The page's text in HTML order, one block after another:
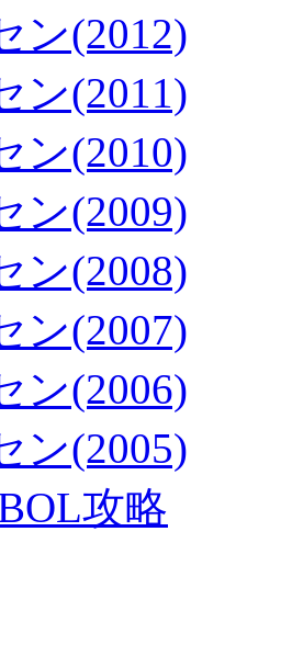
ン(2012)
ン(2011)
ン(2010)
ン(2009)
ン(2008)
ン(2007)
ン(2006)
ン(2005)
攻略